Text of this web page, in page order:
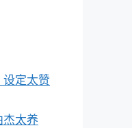
定太赞
杰太养